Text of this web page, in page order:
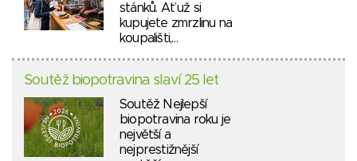
stánků. Ať už si
kupujete zmrzlinu na
koupališti,…
Soutěž biopotravina slaví 25 let
Soutěž Nejlepší
biopotravina roku je
největší a
nejprestižnější